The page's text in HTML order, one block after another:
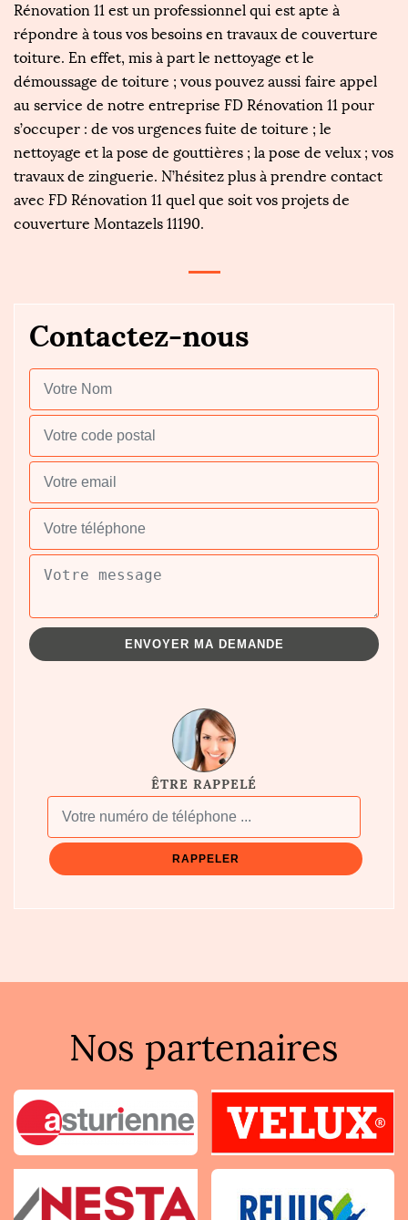
Rénovation 11 est un professionnel qui est apte à
répondre à tous vos besoins en travaux de couverture
toiture. En effet, mis à part le nettoyage et le
démoussage de toiture ; vous pouvez aussi faire appel
au service de notre entreprise FD Rénovation 11 pour
s’occuper : de vos urgences fuite de toiture ; le
nettoyage et la pose de gouttières ; la pose de velux ; vos
travaux de zinguerie. N’hésitez plus à prendre contact
avec FD Rénovation 11 quel que soit vos projets de
couverture Montazels 11190.
Contactez-nous
ÊTRE RAPPELÉ
Nos partenaires